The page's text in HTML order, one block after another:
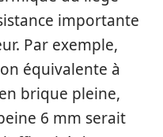
importante
Par exemple,
équivalente à
brique pleine,
6 mm serait